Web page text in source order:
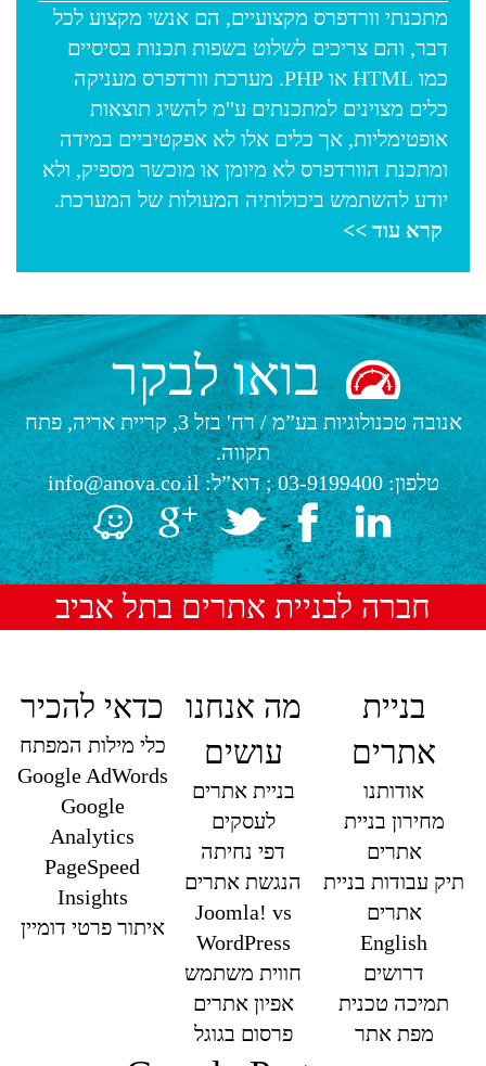
מתכנתי וורדפרס מקצועיים, הם אנשי מקצוע לכל
דבר, והם צריכים לשלוט בשפות תכנות בסיסיים
כמו HTML או PHP. מערכת וורדפרס מעניקה
כלים מצוינים למתכנתים ע"מ להשיג תוצאות
אופטימליות, אך כלים אלו לא אפקטיביים במידה
ומתכנת הוורדפרס לא מיומן או מוכשר מספיק, ולא
יודע להשתמש ביכולותיה המעולות של המערכת.
קרא עוד >>
בואו לבקר
אנובה טכנולוגיות בע”מ/
רח' בזל 3, קריית אריה, פתח
תקווה.
טלפון:03-9199400; דוא”ל:info@anova.co.il
חברה לבניית אתרים בתל אביב
בניית
אתרים
אודותנו
מחירון בניית
אתרים
תיק עבודות בניית
אתרים
English
דרושים
תמיכה טכנית
מפת אתר
מה אנחנו
עושים
בניית אתרים
לעסקים
דפי נחיתה
הנגשת אתרים
Joomla! vs
WordPress
חווית משתמש
אפיון אתרים
פרסום בגוגל
כדאי להכיר
כלי מילות המפתח
Google AdWords
Google
Analytics
PageSpeed
Insights
איתור פרטי דומיין